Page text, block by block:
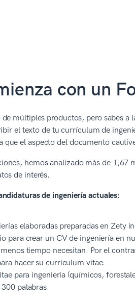
con un
múltiples productos, pero sabes
el texto de tu currículum de
el aspecto del documento
hemos analizado más de
de interés.
de ingeniería actuales:
elaboradas preparadas en
para crear un CV de ingeniería en
tiempo necesitan. Por el
hacer su curriculum vitae.
para ingeniería (químicos,
palabras.